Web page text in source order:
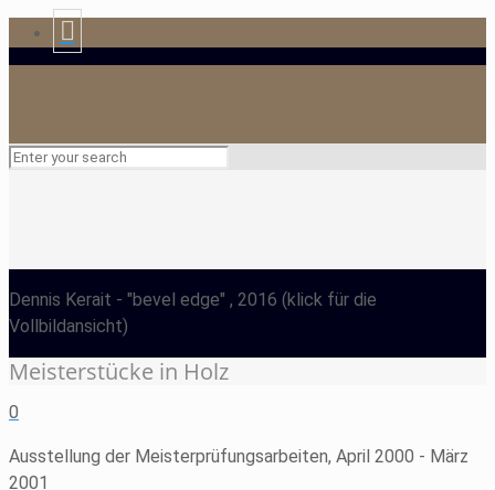
Dennis Kerait - "bevel edge" , 2016 (klick für die
Vollbildansicht)
Meisterstücke in Holz
0
Ausstellung der Meisterprüfungsarbeiten, April 2000 - März
2001